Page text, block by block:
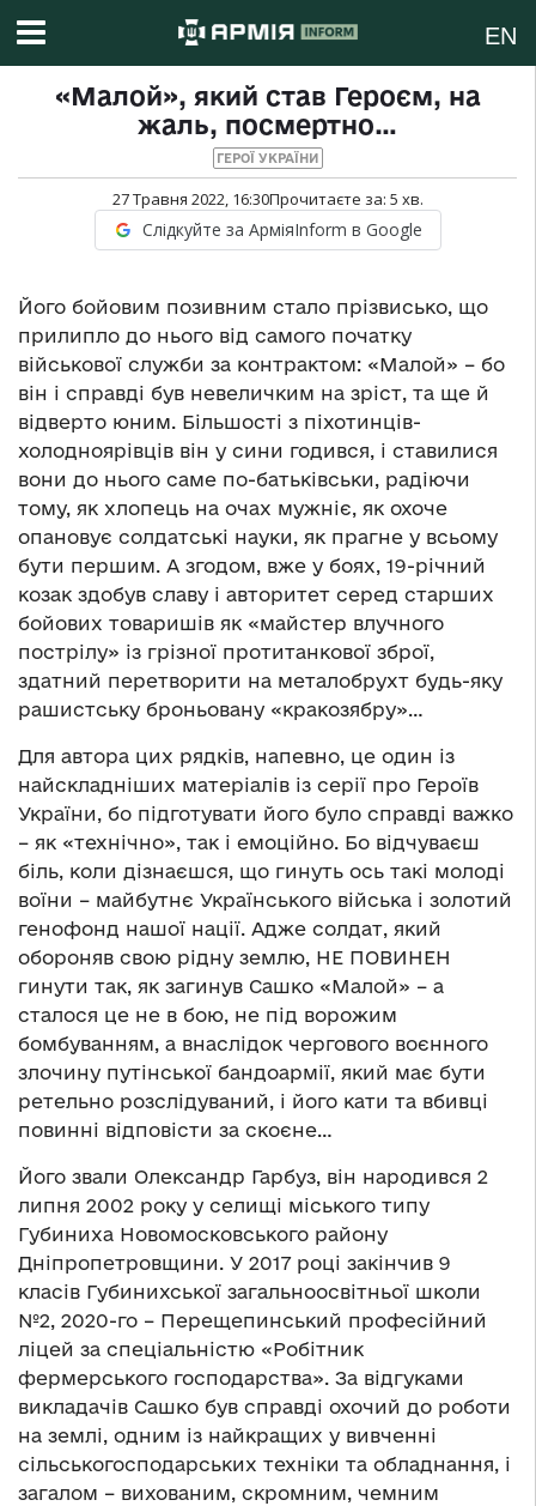
EN
«Малой», який став Героєм, на
жаль, посмертно…
ГЕРОЇ УКРАЇНИ
27 Травня 2022, 16:30Прочитаєте за: 5 хв.
Слідкуйте за АрміяInform в Google
Його бойовим позивним стало прізвисько, що
прилипло до нього від самого початку
військової служби за контрактом: «Малой» – бо
він і справді був невеличким на зріст, та ще й
відверто юним. Більшості з піхотинців-
холодноярівців він у сини годився, і ставилися
вони до нього саме по-батьківськи, радіючи
тому, як хлопець на очах мужніє, як охоче
опановує солдатські науки, як прагне у всьому
бути першим. А згодом, вже у боях, 19-річний
козак здобув славу і авторитет серед старших
бойових товаришів як «майстер влучного
пострілу» із грізної протитанкової зброї,
здатний перетворити на металобрухт будь-яку
рашистську броньовану «кракозябру»…
Для автора цих рядків, напевно, це один із
найскладніших матеріалів із серії про Героїв
України, бо підготувати його було справді важко
– як «технічно», так і емоційно. Бо відчуваєш
біль, коли дізнаєшся, що гинуть ось такі молоді
воїни – майбутнє Українського війська і золотий
генофонд нашої нації. Адже солдат, який
обороняв свою рідну землю, НЕ ПОВИНЕН
гинути так, як загинув Сашко «Малой» – а
сталося це не в бою, не під ворожим
бомбуванням, а внаслідок чергового воєнного
злочину путінської бандоармії, який має бути
ретельно розслідуваний, і його кати та вбивці
повинні відповісти за скоєне…
Його звали Олександр Гарбуз, він народився 2
липня 2002 року у селищі міського типу
Губиниха Новомосковського району
Дніпропетровщини. У 2017 році закінчив 9
класів Губинихської загальноосвітньої школи
№2, 2020-го – Перещепинський професійний
ліцей за спеціальністю «Робітник
фермерського господарства». За відгуками
викладачів Сашко був справді охочий до роботи
на землі, одним із найкращих у вивченні
сільськогосподарських техніки та обладнання, і
загалом – вихованим, скромним, чемним